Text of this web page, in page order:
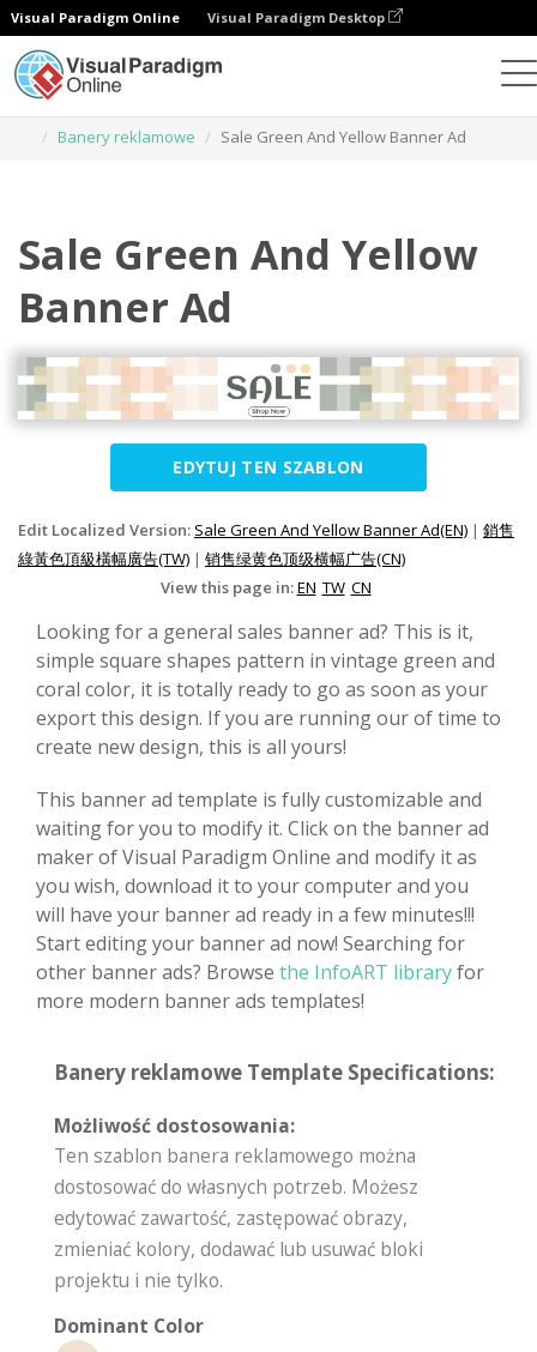
Visual Paradigm Online Visual Paradigm Desktop
Banery reklamowe
Sale Green And Yellow Banner Ad
Sale Green And Yellow
Banner Ad
EDYTUJ TEN SZABLON
Edit Localized Version: Sale Green And Yellow Banner Ad(EN) | 銷售
綠黃色頂級橫幅廣告(TW) | 销售绿黄色顶级横幅广告(CN)
View this page in:EN TW CN
Looking for a general sales banner ad? This is it,
simple square shapes pattern in vintage green and
coral color, it is totally ready to go as soon as your
export this design. If you are running our of time to
create new design, this is all yours!
This banner ad template is fully customizable and
waiting for you to modify it. Click on the banner ad
maker of Visual Paradigm Online and modify it as
you wish, download it to your computer and you
will have your banner ad ready in a few minutes!!!
Start editing your banner ad now! Searching for
other banner ads? Browse the InfoART libraryfor
more modern banner ads templates!
Banery reklamowe Template Specifications:
Możliwość dostosowania:
Ten szablon banera reklamowego można
dostosować do własnych potrzeb. Możesz
edytować zawartość, zastępować obrazy,
zmieniać kolory, dodawać lub usuwać bloki
projektu i nie tylko.
Dominant Color